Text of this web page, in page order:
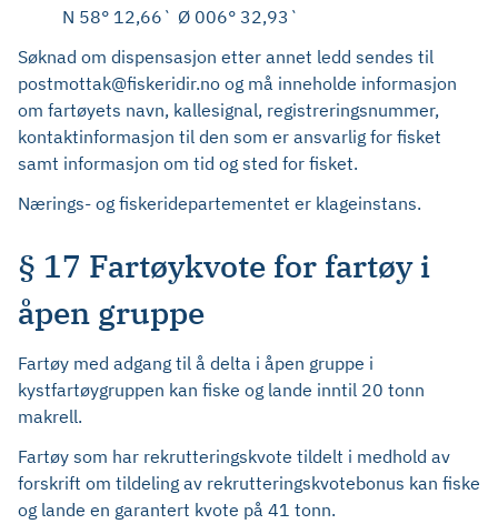
N 58° 12,66` Ø 006° 32,93`
Søknad om dispensasjon etter annet ledd sendes til
postmottak@fiskeridir.no og må inneholde informasjon
om fartøyets navn, kallesignal, registreringsnummer,
kontaktinformasjon til den som er ansvarlig for fisket
samt informasjon om tid og sted for fisket.
Nærings- og fiskeridepartementet er klageinstans.
§ 17 Fartøykvote for fartøy i
åpen gruppe
Fartøy med adgang til å delta i åpen gruppe i
kystfartøygruppen kan fiske og lande inntil 20 tonn
makrell.
Fartøy som har rekrutteringskvote tildelt i medhold av
forskrift om tildeling av rekrutteringskvotebonus kan fiske
og lande en garantert kvote på 41 tonn.